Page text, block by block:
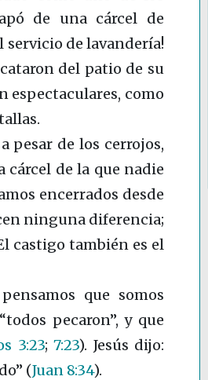
de una cárcel de
servicio de lavandería!
del patio de su
espectaculares, como
pesar de los cerrojos,
cárcel de la que nadie
encerrados desde
ninguna diferencia;
castigo también es el
que somos
pecaron”, y que
3:23;7:23). Jesús dijo:
(Juan 8:34).